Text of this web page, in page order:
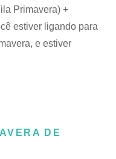
Primavera) +
estiver ligando para
e estiver
DE